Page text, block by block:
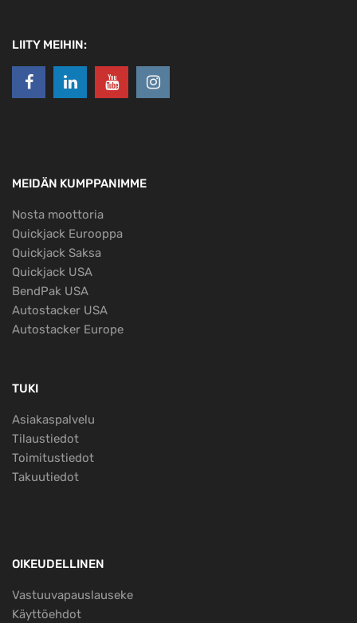
LIITY MEIHIN:
MEIDÄN KUMPPANIMME
Nosta moottoria
Quickjack Eurooppa
Quickjack Saksa
Quickjack USA
BendPak USA
Autostacker USA
Autostacker Europe
TUKI
Asiakaspalvelu
Tilaustiedot
Toimitustiedot
Takuutiedot
OIKEUDELLINEN
Vastuuvapauslauseke
Käyttöehdot